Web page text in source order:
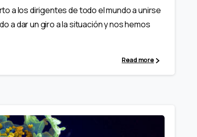
a los dirigentes de todo el mundo a unirse
a dar un giro a la situación y nos hemos
Read more